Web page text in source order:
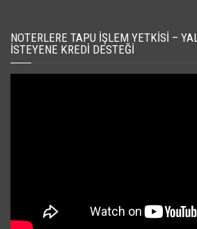
NOTERLERE TAPU İŞLEM YETKISI –
İSTEYENE KREDI DESTEĞI